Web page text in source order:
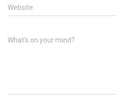
Website
What's on your mind?